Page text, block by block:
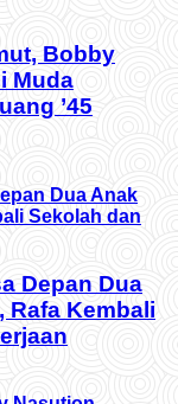
Bobby
Muda
’45
Depan Dua
Rafa Kembali